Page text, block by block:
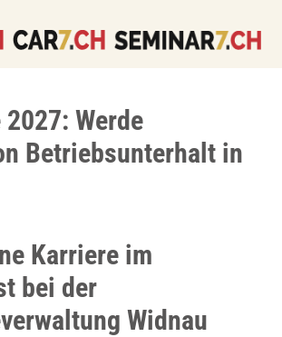
Werde
Betriebsunterhalt in
Karriere im
bei der
Widnau